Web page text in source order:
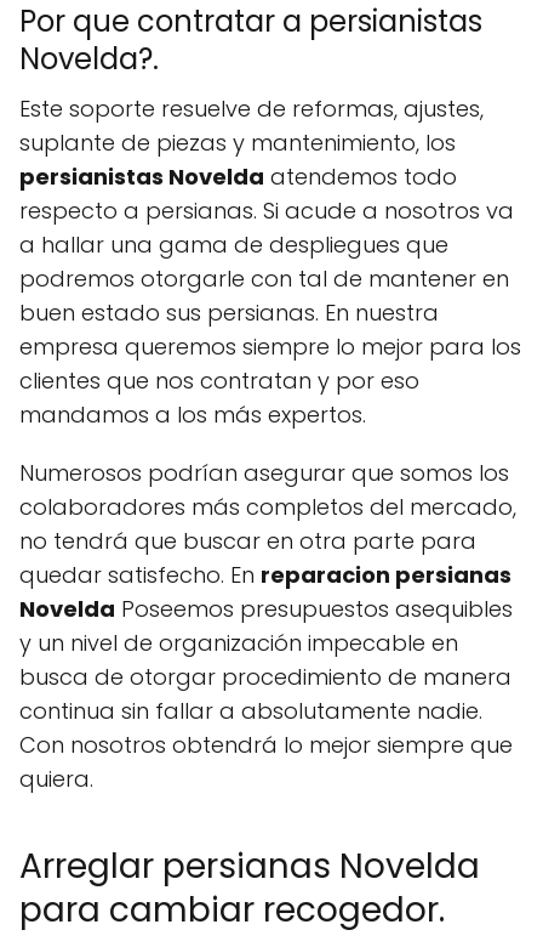
Por que contratar a persianistas
Novelda?.
Este soporte resuelve de reformas, ajustes,
suplante de piezas y mantenimiento, los
persianistas Novelda atendemos todo
respecto a persianas. Si acude a nosotros va
a hallar una gama de despliegues que
podremos otorgarle con tal de mantener en
buen estado sus persianas. En nuestra
empresa queremos siempre lo mejor para los
clientes que nos contratan y por eso
mandamos a los más expertos.
Numerosos podrían asegurar que somos los
colaboradores más completos del mercado,
no tendrá que buscar en otra parte para
quedar satisfecho. En reparacion persianas
Novelda Poseemos presupuestos asequibles
y un nivel de organización impecable en
busca de otorgar procedimiento de manera
continua sin fallar a absolutamente nadie.
Con nosotros obtendrá lo mejor siempre que
quiera.
Arreglar persianas Novelda
para cambiar recogedor.